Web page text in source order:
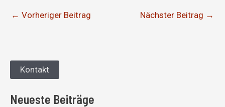
← Vorheriger Beitrag Nächster Beitrag →
Kontakt
Neueste Beiträge